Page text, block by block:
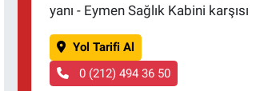
yanı - Eymen Sağlık Kabini karşısı
Yol Tarifi Al
0 (212) 494 36 50